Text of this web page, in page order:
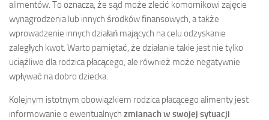
alimentów. To oznacza, że sąd może zlecić komornikowi zajęcie
wynagrodzenia lub innych środków finansowych, a także
wprowadzenie innych działań mających na celu odzyskanie
zaległych kwot. Warto pamiętać, że działanie takie jest nie tylko
uciążliwe dla rodzica płacącego, ale również może negatywnie
wpływać na dobro dziecka.
Kolejnym istotnym obowiązkiem rodzica płacącego alimenty jest
informowanie o ewentualnych zmianach w swojej sytuacji